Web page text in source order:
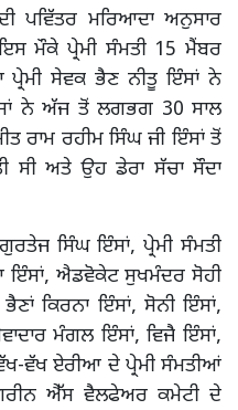
ਪਵਿੱਤਰ ਮਰਿਆਦਾ ਅਨੁਸਾਰ
ਮੌਕੇ ਪ੍ਰੇਮੀ ਸੰਮਤੀ 15 ਮੈਂਬਰ
ਸੇਵਕ ਭੈਣ ਨੀਤੂ ਇੰਸਾਂ ਨੇ
ਨੇ ਅੱਜ ਤੋਂ ਲਗਭਗ 30 ਸਾਲ
ਰਾਮ ਰਹੀਮ ਸਿੰਘ ਜੀ ਇੰਸਾਂ ਤੋਂ
ਸੀ ਅਤੇ ਉਹ ਡੇਰਾ ਸੱਚਾ ਸੌਦਾ
ਸਿੰਘ ਇੰਸਾਂ, ਪ੍ਰੇਮੀ ਸੰਮਤੀ
ਇੰਸਾਂ, ਐਡਵੋਕੇਟ ਸੁਖਮੰਦਰ ਸੋਹੀ
ਕਿਰਨਾ ਇੰਸਾਂ, ਸੋਨੀ ਇੰਸਾਂ,
ਮੰਗਲ ਇੰਸਾਂ, ਵਿਜੈ ਇੰਸਾਂ,
ਵੱਖ ਏਰੀਆ ਦੇ ਪ੍ਰੇਮੀ ਸੰਮਤੀਆਂ
ਐੱਸ ਵੈਲਫੇਅਰ ਕਮੇਟੀ ਦੇ